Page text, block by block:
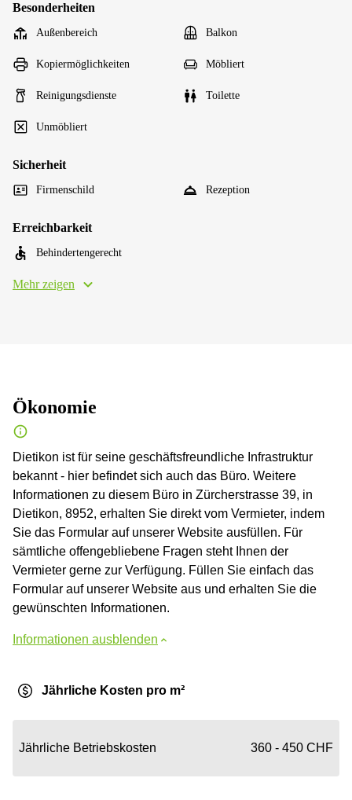
Besonderheiten
Außenbereich Balkon
Kopiermöglichkeiten Möbliert
Reinigungsdienste Toilette
Unmöbliert
Sicherheit
Firmenschild Rezeption
Erreichbarkeit
Behindertengerecht
Mehr zeigen
Ökonomie
Dietikon ist für seine geschäftsfreundliche Infrastruktur
bekannt - hier befindet sich auch das Büro. Weitere
Informationen zu diesem Büro in Zürcherstrasse 39, in
Dietikon, 8952, erhalten Sie direkt vom Vermieter, indem
Sie das Formular auf unserer Website ausfüllen. Für
sämtliche offengebliebene Fragen steht Ihnen der
Vermieter gerne zur Verfügung. Füllen Sie einfach das
Formular auf unserer Website aus und erhalten Sie die
gewünschten Informationen.
Informationen ausblenden
Jährliche Kosten pro m²
Jährliche Betriebskosten 360 - 450 CHF